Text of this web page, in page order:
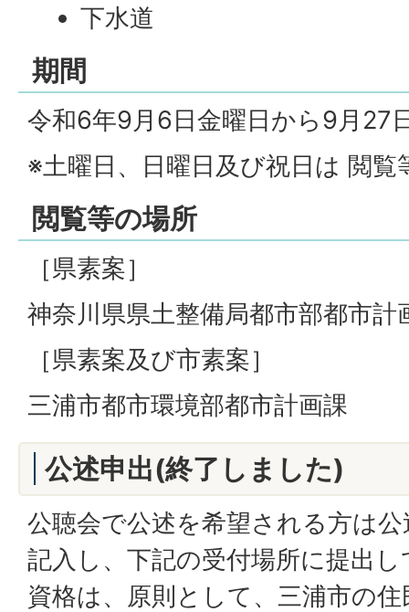
下水道
期間
令和6年9月6日金曜日から9月27
※土曜日、日曜日及び祝日は 閲
閲覧等の場所
［県素案］
神奈川県県土整備局都市部都市計
［県素案及び市素案］
三浦市都市環境部都市計画課
公述申出(終了しました)
公聴会で公述を希望される方は
記入し、下記の受付場所に提出
資格は、原則として、三浦市の